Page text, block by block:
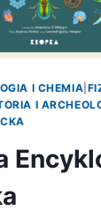
PREMIERA
PATRONATU
I CHEMIA
I